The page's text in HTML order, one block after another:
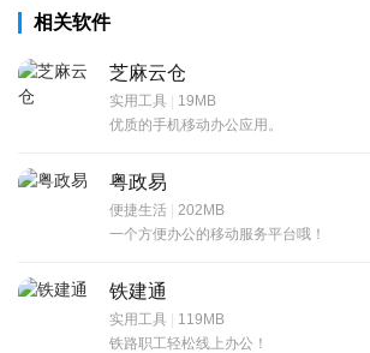
相关软件
芝麻云仓
实用工具 | 19MB
优质的手机移动办公应用。
粤政易
便捷生活 | 202MB
一个方便办公的移动服务平台哦！
铁建通
实用工具 | 119MB
铁路职工轻松线上办公！